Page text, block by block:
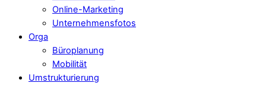
Online-Marketing
Unternehmensfotos
Orga
Büroplanung
Mobilität
Umstrukturierung